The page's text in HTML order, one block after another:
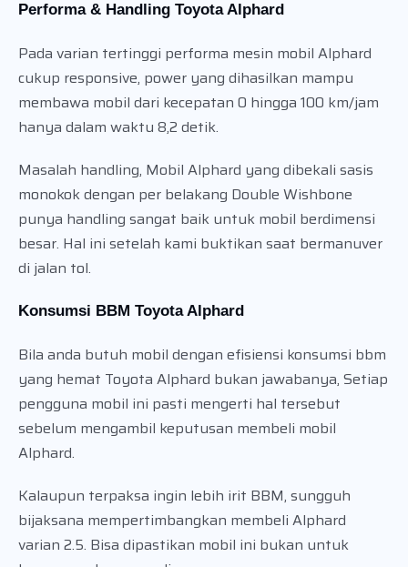
Performa & Handling Toyota Alphard
Pada varian tertinggi performa mesin mobil Alphard
cukup responsive, power yang dihasilkan mampu
membawa mobil dari kecepatan 0 hingga 100 km/jam
hanya dalam waktu 8,2 detik.
Masalah handling, Mobil Alphard yang dibekali sasis
monokok dengan per belakang Double Wishbone
punya handling sangat baik untuk mobil berdimensi
besar. Hal ini setelah kami buktikan saat bermanuver
di jalan tol.
Konsumsi BBM Toyota Alphard
Bila anda butuh mobil dengan efisiensi konsumsi bbm
yang hemat Toyota Alphard bukan jawabanya, Setiap
pengguna mobil ini pasti mengerti hal tersebut
sebelum mengambil keputusan membeli mobil
Alphard.
Kalaupun terpaksa ingin lebih irit BBM, sungguh
bijaksana mempertimbangkan membeli Alphard
varian 2.5. Bisa dipastikan mobil ini bukan untuk